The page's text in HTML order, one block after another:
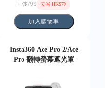
立省 HK$79
HK$799
加入購物車
Insta360 Ace Pro 2/Ace
Pro 翻轉螢幕遮光罩